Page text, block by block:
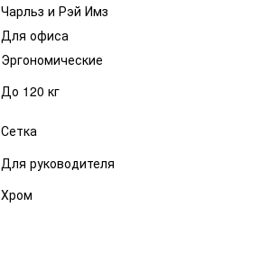
Чарльз и Рэй Имз
Для офиса
Эргономические
До 120 кг
Сетка
Для руководителя
Хром